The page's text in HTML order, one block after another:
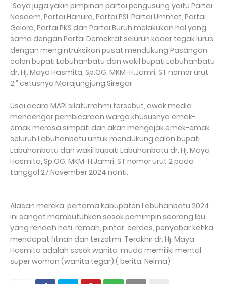
“Saya juga yakin pimpinan partai pengusung yaitu Partai
Nasdem, Partai Hanura, Partai PSI, Partai Ummat, Partai
Gelora, Partai PKS dan Partai Buruh melakukan hal yang
sama dengan Partai Demokrat seluruh kader tegak lurus
dengan mengintruksikan pusat mendukung Pasangan
calon bupati Labuhanbatu dan wakil bupati Labuhanbatu
dr. Hj. Maya Hasmita, Sp.OG, MKM-H.Jamri, ST nomor urut
2,” cetusnya Marajungjung Siregar
Usai acara MARI silaturrahmi tersebut, awak media
mendengar pembicaraan warga khususnya emak-
emak merasa simpati dan akan mengajak emek-emak
seluruh Labuhanbatu untuk mendukung calon bupati
Labuhanbatu dan wakil bupati Labuhanbatu dr. Hj. Maya
Hasmita, Sp.OG, MKM-H.Jamri, ST nomor urut 2 pada
tanggal 27 November 2024 nanti.
Alasan mereka, pertama kabupaten Labuhanbatu 2024
ini sangat membutuhkan sosok pemimpin seorang Ibu
yang rendah hati, ramah, pintar, cerdas, penyabar ketika
mendapat fitnah dan terzolimi. Terakhir dr. Hj. Maya
Hasmita adalah sosok wanita muda memiliki mental
super woman (wanita tegar).( berita: Nelma)